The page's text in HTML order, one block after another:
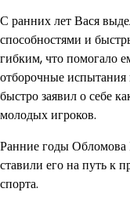
С ранних лет Вася
способностями и
гибким, что помогало
отборочные
быстро заявил о себе
молодых игроков.
Ранние годы Обломова
ставили его на путь к
спорта.